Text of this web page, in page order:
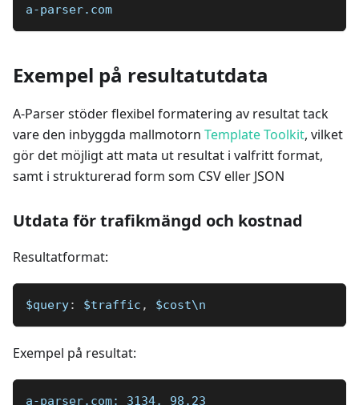
a-parser.com
Exempel på resultatutdata
A-Parser stöder flexibel formatering av resultat tack
vare den inbyggda mallmotorn Template Toolkit, vilket
gör det möjligt att mata ut resultat i valfritt format,
samt i strukturerad form som CSV eller JSON
Utdata för trafikmängd och kostnad
Resultatformat:
$query: $traffic , $cost\n
Exempel på resultat:
a-parser.com: 3134, 98.23